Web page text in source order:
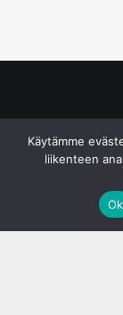
Käytämme
liikenteen
Ok